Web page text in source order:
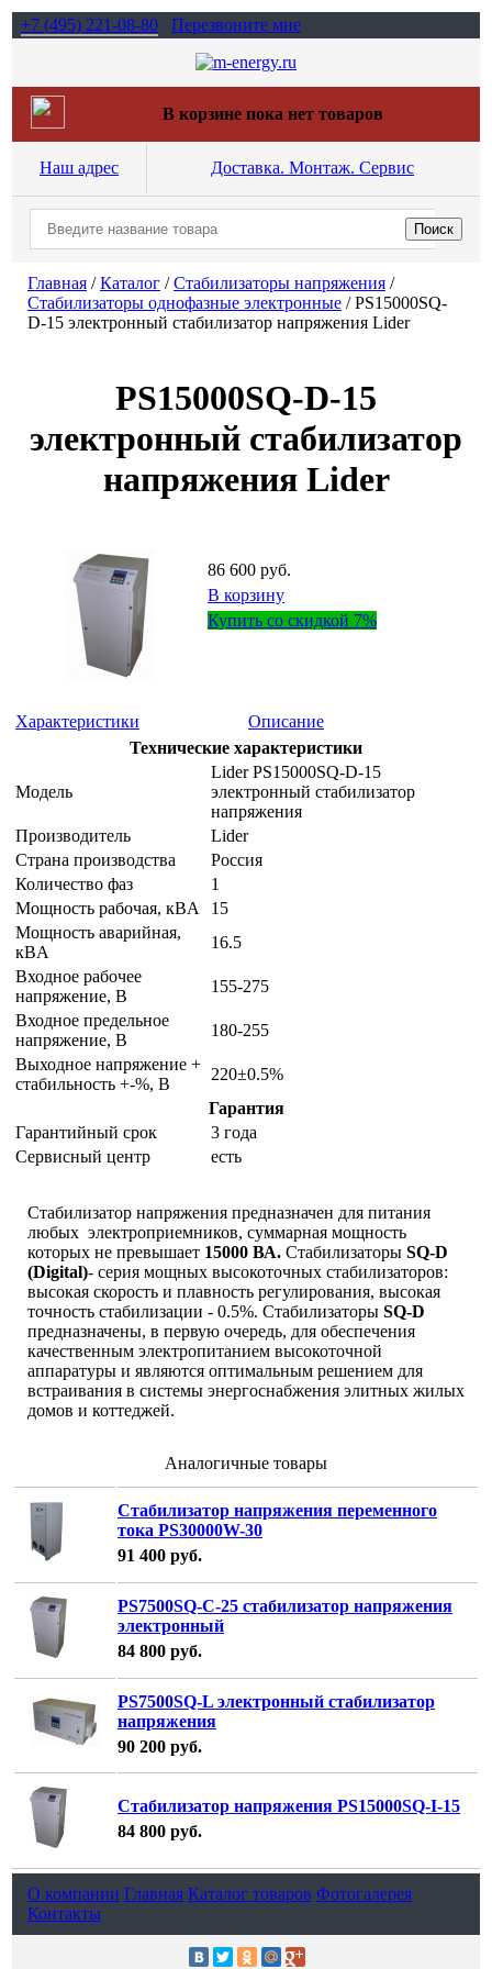
+7 (495) 221-08-80 Перезвоните мне
В корзине пока нет товаров
Наш адрес Доставка. Монтаж. Сервис
Главная /Каталог /Стабилизаторы напряжения /
Cтабилизаторы однофазные электронные /PS15000SQ-
D-15 электронный стабилизатор напряжения Lider
PS15000SQ-D-15
электронный стабилизатор
напряжения Lider
86 600 руб.
В корзину
Купить со скидкой 7%
Характеристики
Описание
Технические характеристики
Модель
Lider PS15000SQ-D-15
электронный стабилизатор
напряжения
Производитель
Lider
Страна производства
Россия
Количество фаз
1
Мощность рабочая, кВA
15
Мощность аварийная,
кВA
16.5
Входное рабочее
напряжение, В
155-275
Входное предельное
напряжение, В
180-255
Выходное напряжение +
стабильность +-%, В
220±0.5%
Гарантия
Гарантийный срок
3 года
Сервисный центр
есть
Стабилизатор напряжения предназначен для питания
любых электроприемников, суммарная мощность
которых не превышает 15000 ВА. Стабилизаторы SQ-D
(Digital)- серия мощных высокоточных стабилизаторов:
высокая скорость и плавность регулирования, высокая
точность стабилизации - 0.5%. Стабилизаторы SQ-D
предназначены, в первую очередь, для обеспечения
качественным электропитанием высокоточной
аппаратуры и являются оптимальным решением для
встраивания в системы энергоснабжения элитных жилых
домов и коттеджей.
Аналогичные товары
Стабилизатор напряжения переменного
тока PS30000W-30
91 400 руб.
PS7500SQ-C-25 стабилизатор напряжения
электронный
84 800 руб.
PS7500SQ-L электронный стабилизатор
напряжения
90 200 руб.
Стабилизатор напряжения PS15000SQ-I-15
84 800 руб.
О компании Главная Каталог товаров Фотогалерея
Контакты